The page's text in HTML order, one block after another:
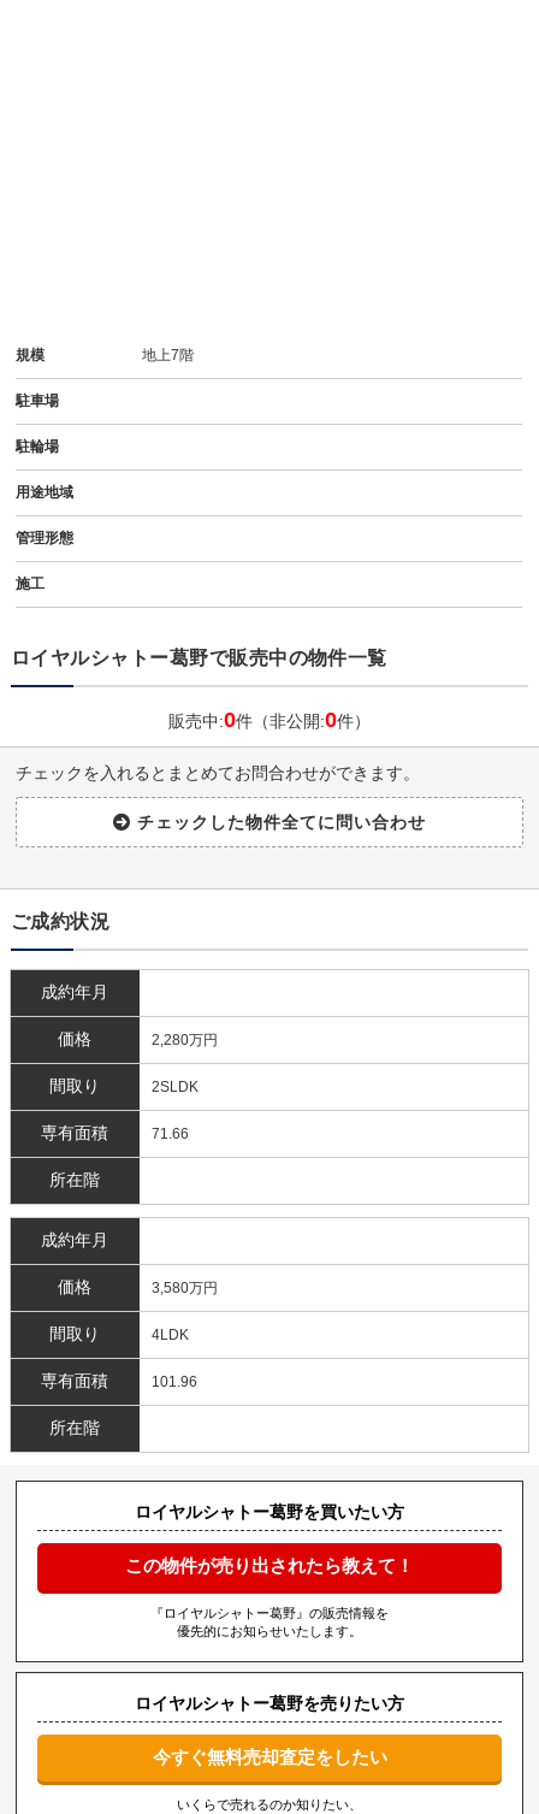
規模 地上7階
駐車場
駐輪場
用途地域
管理形態
施工
ロイヤルシャトー葛野で販売中の物件一覧
販売中:0件（非公開:0件）
チェックを入れるとまとめてお問合わせができます。
ご成約状況
成約年月
価格 2,280万円
間取り 2SLDK
専有面積 71.66
所在階
成約年月
価格 3,580万円
間取り 4LDK
専有面積 101.96
所在階
ロイヤルシャトー葛野を買いたい方
この物件が売り出されたら教えて！
『ロイヤルシャトー葛野』の販売情報を
優先的にお知らせいたします。
ロイヤルシャトー葛野を売りたい方
今すぐ無料売却査定をしたい
いくらで売れるのか知りたい、